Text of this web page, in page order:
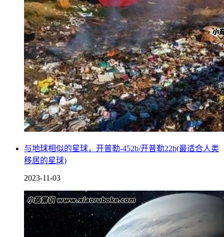
与地球相似的星球，开普勒-452b/开普勒22b(最适合人类
移居的星球)
2023-11-03